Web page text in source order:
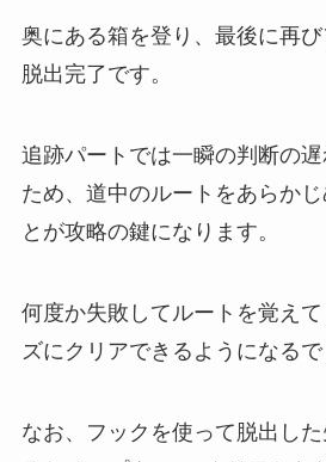
奥にある箱を登り、最後に再
脱出完了です。
追跡パートでは一瞬の判断の
ため、道中のルートをあらか
とが攻略の鍵になります。
何度か失敗してルートを覚え
ズにクリアできるようになるで
なお、フックを使って脱出し